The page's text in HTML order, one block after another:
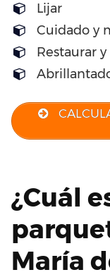
Lijar
Cuidado y
Restaurar
¿Cuál
María